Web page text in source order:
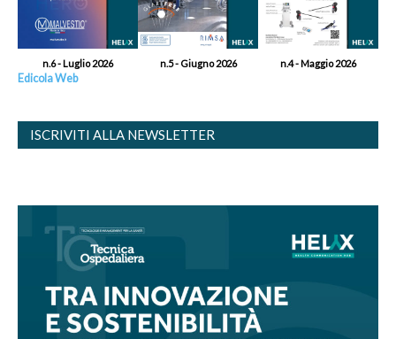
n.6 - Luglio 2026 n.5 - Giugno 2026 n.4 - Maggio 2026
Edicola Web
ISCRIVITI ALLA NEWSLETTER